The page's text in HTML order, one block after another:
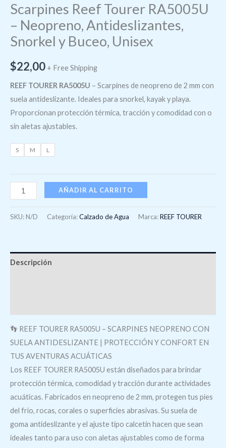
Scarpines Reef Tourer RA5005U
– Neopreno, Antideslizantes,
Snorkel y Buceo, Unisex
$22,00 + Free Shipping
REEF TOURER RA5005U – Scarpines de neopreno de 2 mm con
suela antideslizante. Ideales para snorkel, kayak y playa.
Proporcionan protección térmica, tracción y comodidad con o
sin aletas ajustables.
S M L
AÑADIR AL CARRITO
SKU: N/D Categoría:Calzado de Agua Marca:REEF TOURER
Descripción
👣 REEF TOURER RA5005U – SCARPINES NEOPRENO CON
SUELA ANTIDESLIZANTE | PROTECCIÓN Y CONFORT EN
TUS AVENTURAS ACUÁTICAS
Los REEF TOURER RA5005U están diseñados para brindar
protección térmica, comodidad y tracción durante actividades
acuáticas. Fabricados en neopreno de 2 mm, protegen tus pies
del frío, rocas, corales o superficies abrasivas. Su suela de
goma antideslizante y el ajuste tipo calcetín hacen que sean
ideales tanto para uso con aletas ajustables como de forma